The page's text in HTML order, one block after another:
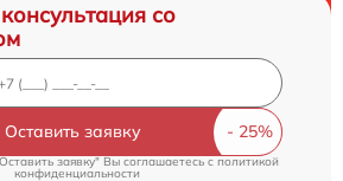
со
Оставить заявку
заявку" Вы соглашаетесь c политикой
конфиденциальности